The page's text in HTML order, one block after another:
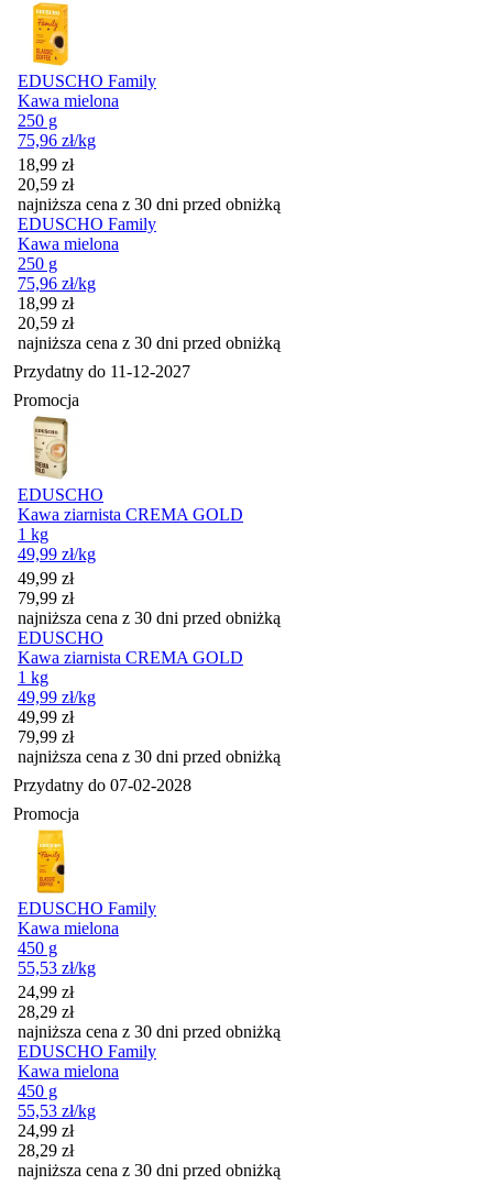
EDUSCHO Family
Kawa mielona
250 g
75,96 zł/kg
Cena promocyjna
18,99 zł
20,59 zł
najniższa cena z 30 dni przed obniżką
EDUSCHO Family
Kawa mielona
250 g
75,96 zł/kg
Cena promocyjna
18,99 zł
20,59 zł
najniższa cena z 30 dni przed obniżką
Przydatny do 11-12-2027
Promocja
EDUSCHO
Kawa ziarnista CREMA GOLD
1 kg
49,99 zł/kg
Cena promocyjna
49,99 zł
79,99 zł
najniższa cena z 30 dni przed obniżką
EDUSCHO
Kawa ziarnista CREMA GOLD
1 kg
49,99 zł/kg
Cena promocyjna
49,99 zł
79,99 zł
najniższa cena z 30 dni przed obniżką
Przydatny do 07-02-2028
Promocja
EDUSCHO Family
Kawa mielona
450 g
55,53 zł/kg
Cena promocyjna
24,99 zł
28,29 zł
najniższa cena z 30 dni przed obniżką
EDUSCHO Family
Kawa mielona
450 g
55,53 zł/kg
Cena promocyjna
24,99 zł
28,29 zł
najniższa cena z 30 dni przed obniżką